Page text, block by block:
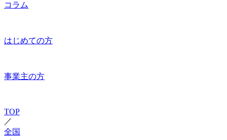
コラム
はじめての方
事業主の方
TOP
／
全国